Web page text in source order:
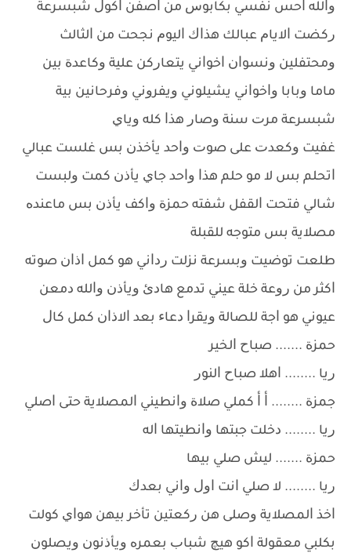
ﻭﺍﻟﻠﻪ ﺍﺣﺲ ﻧﻔﺴﻲ ﺑﻜﺎﺑﻮﺱ ﻣﻦ ﺍﺻﻔﻦ ﺍﻛﻮﻝ ﺷﺒﺴﺮﻋﺔ
ﺭﻛﻀﺖ ﺍﻻﻳﺎﻡ ﻋﺒﺎﻟﻚ ﻫﺬﺍﻙ ﺍﻟﻴﻮﻡ ﻧﺠﺤﺖ ﻣﻦ ﺍﻟﺜﺎﻟﺚ
ﻭﻣﺤﺘﻔﻠﻴﻦ ﻭﻧﺴﻮﺍﻥ ﺍﺧﻮﺍﻧﻲ ﻳﺘﻌﺎﺭﻛﻦ ﻋﻠﻴﺔ ﻭﻛﺎﻋﺪﺓ ﺑﻴﻦ
ﻣﺎﻣﺎ ﻭﺑﺎﺑﺎ ﻭﺍﺧﻮﺍﻧﻲ ﻳﺸﻴﻠﻮﻧﻲ ﻭﻳﻔﺮﻭﻧﻲ ﻭﻓﺮﺣﺎﻧﻴﻦ ﺑﻴﺔ
ﺷﺒﺴﺮﻋﺔ ﻣﺮﺕ ﺳﻨﺔ ﻭﺻﺎﺭ ﻫﺬﺍ ﻛﻠﻪ ﻭﻳﺎﻱ
ﻏﻔﻴﺖ ﻭﻛﻌﺪﺕ ﻋﻠﻰ ﺻﻮﺕ ﻭﺍﺣﺪ ﻳﺄﺧﺬﻥ ﺑﺲ ﻏﻠﺴﺖ ﻋﺒﺎﻟﻲ
ﺍﺗﺤﻠﻢ ﺑﺲ ﻻ ﻣﻮ ﺣﻠﻢ ﻫﺬﺍ ﻭﺍﺣﺪ ﺟﺎﻱ ﻳﺄﺫﻥ ﻛﻤﺖ ﻭﻟﺒﺴﺖ
ﺷﺎﻟﻲ ﻓﺘﺤﺖ ﺍﻟﻘﻔﻞ ﺷﻔﺘﻪ ﺣﻤﺰﺓ ﻭﺍﻛﻒ ﻳﺄﺫﻥ ﺑﺲ ﻣﺎﻋﻨﺪﻩ
ﻣﺼﻼﻳﺔ ﺑﺲ ﻣﺘﻮﺟﻪ ﻟﻠﻘﺒﻠﺔ
ﻃﻠﻌﺖ ﺗﻮﺿﻴﺖ ﻭﺑﺴﺮﻋﺔ ﻧﺰﻟﺖ ﺭﺩﺍﻧﻲ ﻫﻮ ﻛﻤﻞ ﺍﺫﺍﻥ ﺻﻮﺗﻪ
ﺍﻛﺜﺮ ﻣﻦ ﺭﻭﻋﺔ ﺧﻠﺔ ﻋﻴﻨﻲ ﺗﺪﻣﻊ ﻫﺎﺩﺉ ﻭﻳﺄﺫﻥ ﻭﺍﻟﻠﻪ ﺩﻣﻌﻦ
ﻋﻴﻮﻧﻲ ﻫﻮ ﺍﺟﺔ ﻟﻠﺼﺎﻟﺔ ﻭﻳﻘﺮﺍ ﺩﻋﺎﺀ ﺑﻌﺪ ﺍﻻﺫﺍﻥ ﻛﻤﻞ ﻛﺎﻝ
ﺣﻤﺰﺓ ....... ﺻﺒﺎﺡ ﺍﻟﺨﻴﺮ
ﺭﻳﺎ ........ ﺍﻫﻼ ﺻﺒﺎﺡ ﺍﻟﻨﻮﺭ
ﺟﻤﺰﺓ ........ ﺃ ﺃ ﻛﻤﻠﻲ ﺻﻼﺓ ﻭﺍﻧﻄﻴﻨﻲ ﺍﻟﻤﺼﻼﻳﺔ ﺣﺘﻰ ﺍﺻﻠﻲ
ﺭﻳﺎ ........ ﺩﺧﻠﺖ ﺟﺒﺘﻬﺎ ﻭﺍﻧﻄﻴﺘﻬﺎ ﺍﻟﻪ
ﺣﻤﺰﺓ ....... ﻟﻴﺶ ﺻﻠﻲ ﺑﻴﻬﺎ
ﺭﻳﺎ ........ ﻻ ﺻﻠﻲ ﺍﻧﺖ ﺍﻭﻝ ﻭﺍﻧﻲ ﺑﻌﺪﻙ
ﺍﺧﺬ ﺍﻟﻤﺼﻼﻳﺔ ﻭﺻﻠﻰ ﻫﻦ ﺭﻛﻌﺘﻴﻦ ﺗﺄﺧﺮ ﺑﻴﻬﻦ ﻫﻮﺍﻱ ﻛﻮﻟﺖ
ﺑﻜﻠﺒﻲ ﻣﻌﻘﻮﻟﺔ ﺍﻛﻮ ﻫﻴﭻ ﺷﺒﺎﺏ ﺑﻌﻤﺮﻩ ﻭﻳﺄﺫﻧﻮﻥ ﻭﻳﺼﻠﻮﻥ